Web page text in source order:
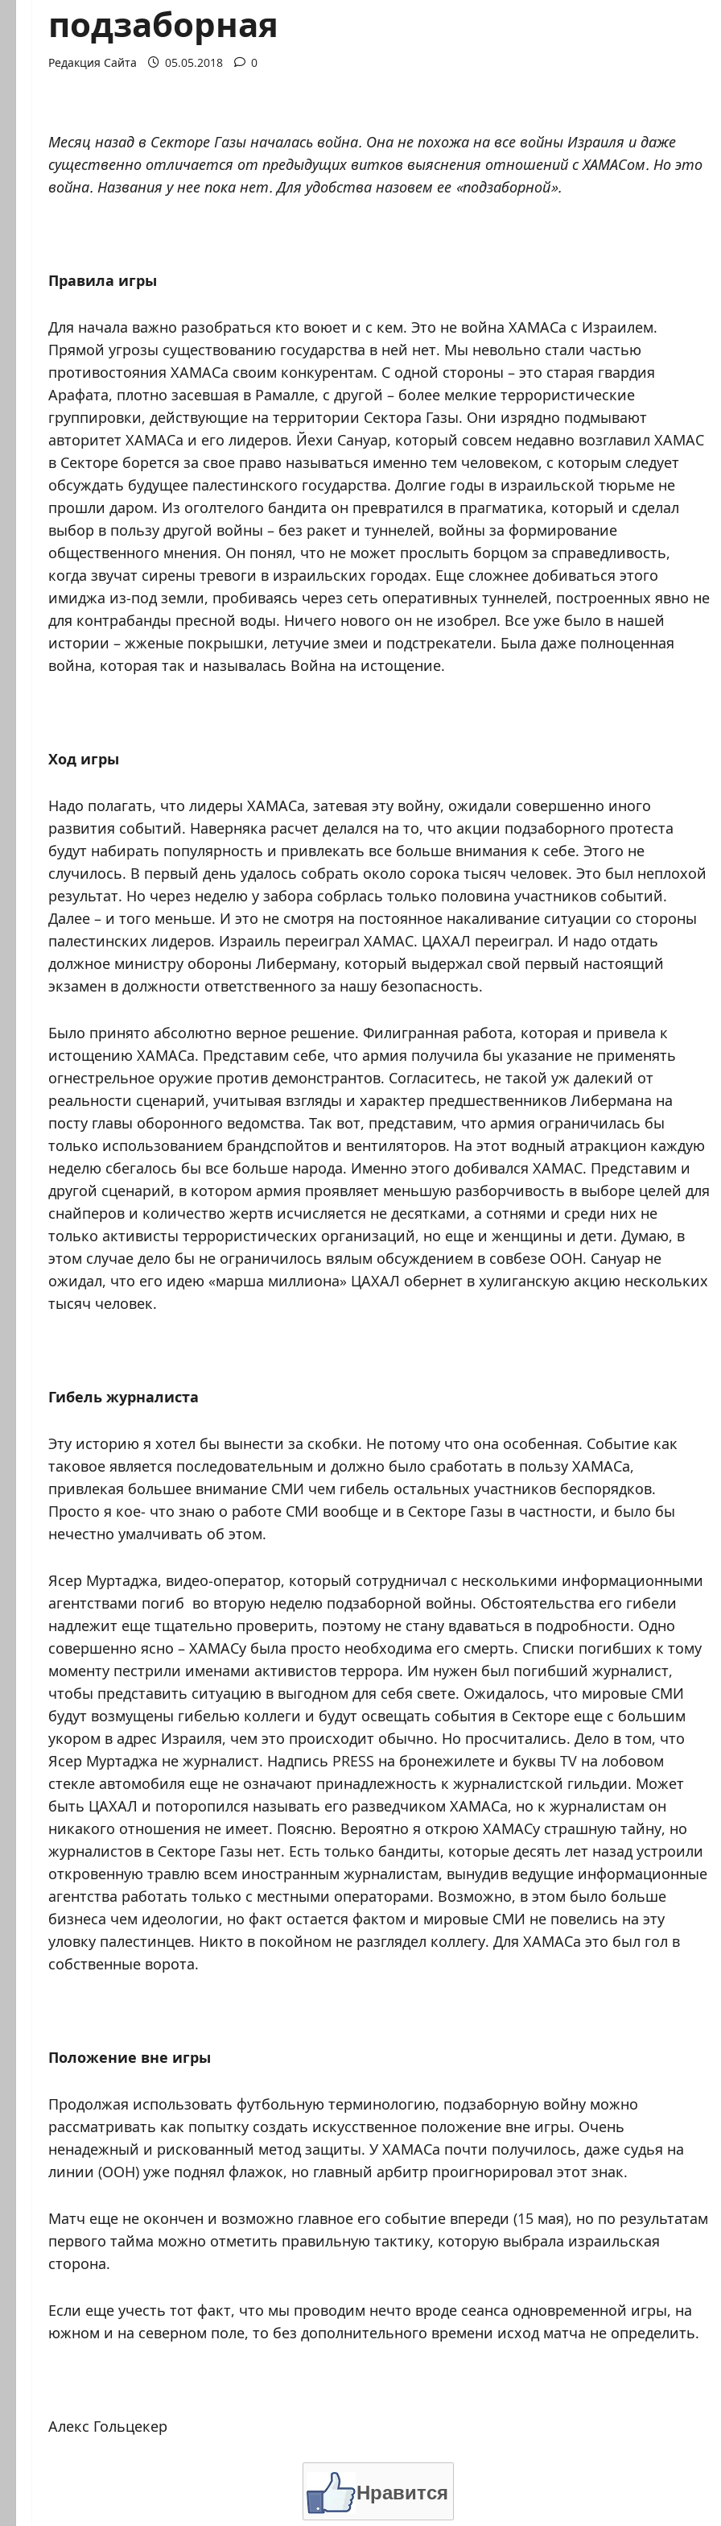
подзаборная
Редакция Сайта 05.05.2018 0
Месяц назад в Секторе Газы началась война. Она не похожа на все войны Израиля и даже
существенно отличается от предыдущих витков выяснения отношений с ХАМАСом. Но это
война. Названия у нее пока нет. Для удобства назовем ее «подзаборной».
Правила игры
Для начала важно разобраться кто воюет и с кем. Это не война ХАМАСа с Израилем.
Прямой угрозы существованию государства в ней нет. Мы невольно стали частью
противостояния ХАМАСа своим конкурентам. С одной стороны – это старая гвардия
Арафата, плотно засевшая в Рамалле, с другой – более мелкие террористические
группировки, действующие на территории Сектора Газы. Они изрядно подмывают
авторитет ХАМАСа и его лидеров. Йехи Сануар, который совсем недавно возглавил ХАМАС
в Секторе борется за свое право называться именно тем человеком, с которым следует
обсуждать будущее палестинского государства. Долгие годы в израильской тюрьме не
прошли даром. Из оголтелого бандита он превратился в прагматика, который и сделал
выбор в пользу другой войны – без ракет и туннелей, войны за формирование
общественного мнения. Он понял, что не может прослыть борцом за справедливость,
когда звучат сирены тревоги в израильских городах. Еще сложнее добиваться этого
имиджа из-под земли, пробиваясь через сеть оперативных туннелей, построенных явно не
для контрабанды пресной воды. Ничего нового он не изобрел. Все уже было в нашей
истории – жженые покрышки, летучие змеи и подстрекатели. Была даже полноценная
война, которая так и называлась Война на истощение.
Ход игры
Надо полагать, что лидеры ХАМАСа, затевая эту войну, ожидали совершенно иного
развития событий. Наверняка расчет делался на то, что акции подзаборного протеста
будут набирать популярность и привлекать все больше внимания к себе. Этого не
случилось. В первый день удалось собрать около сорока тысяч человек. Это был неплохой
результат. Но через неделю у забора собрлась только половина участников событий.
Далее – и того меньше. И это не смотря на постоянное накаливание ситуации со стороны
палестинских лидеров. Израиль переиграл ХАМАС. ЦАХАЛ переиграл. И надо отдать
должное министру обороны Либерману, который выдержал свой первый настоящий
экзамен в должности ответственного за нашу безопасность.
Было принято абсолютно верное решение. Филигранная работа, которая и привела к
истощению ХАМАСа. Представим себе, что армия получила бы указание не применять
огнестрельное оружие против демонстрантов. Согласитесь, не такой уж далекий от
реальности сценарий, учитывая взгляды и характер предшественников Либермана на
посту главы оборонного ведомства. Так вот, представим, что армия ограничилась бы
только использованием брандспойтов и вентиляторов. На этот водный атракцион каждую
неделю сбегалось бы все больше народа. Именно этого добивался ХАМАС. Представим и
другой сценарий, в котором армия проявляет меньшую разборчивость в выборе целей для
снайперов и количество жертв исчисляется не десятками, а сотнями и среди них не
только активисты террористических организаций, но еще и женщины и дети. Думаю, в
этом случае дело бы не ограничилось вялым обсуждением в совбезе ООН. Сануар не
ожидал, что его идею «марша миллиона» ЦАХАЛ обернет в хулиганскую акцию нескольких
тысяч человек.
Гибель журналиста
Эту историю я хотел бы вынести за скобки. Не потому что она особенная. Событие как
таковое является последовательным и должно было сработать в пользу ХАМАСа,
привлекая большее внимание СМИ чем гибель остальных участников беспорядков.
Просто я кое- что знаю о работе СМИ вообще и в Секторе Газы в частности, и было бы
нечестно умалчивать об этом.
Ясер Муртаджа, видео-оператор, который сотрудничал с несколькими информационными
агентствами погиб во вторую неделю подзаборной войны. Обстоятельства его гибели
надлежит еще тщательно проверить, поэтому не стану вдаваться в подробности. Одно
совершенно ясно – ХАМАСу была просто необходима его смерть. Списки погибших к тому
моменту пестрили именами активистов террора. Им нужен был погибший журналист,
чтобы представить ситуацию в выгодном для себя свете. Ожидалось, что мировые СМИ
будут возмущены гибелью коллеги и будут освещать события в Секторе еще с большим
укором в адрес Израиля, чем это происходит обычно. Но просчитались. Дело в том, что
Ясер Муртаджа не журналист. Надпись PRESS на бронежилете и буквы TV на лобовом
стекле автомобиля еще не означают принадлежность к журналистской гильдии. Может
быть ЦАХАЛ и поторопился называть его разведчиком ХАМАСа, но к журналистам он
никакого отношения не имеет. Поясню. Вероятно я открою ХАМАСу страшную тайну, но
журналистов в Секторе Газы нет. Есть только бандиты, которые десять лет назад устроили
откровенную травлю всем иностранным журналистам, вынудив ведущие информационные
агентства работать только с местными операторами. Возможно, в этом было больше
бизнеса чем идеологии, но факт остается фактом и мировые СМИ не повелись на эту
уловку палестинцев. Никто в покойном не разглядел коллегу. Для ХАМАСа это был гол в
собственные ворота.
Положение вне игры
Продолжая использовать футбольную терминологию, подзаборную войну можно
рассматривать как попытку создать искусственное положение вне игры. Очень
ненадежный и рискованный метод защиты. У ХАМАСа почти получилось, даже судья на
линии (ООН) уже поднял флажок, но главный арбитр проигнорировал этот знак.
Матч еще не окончен и возможно главное его событие впереди (15 мая), но по результатам
первого тайма можно отметить правильную тактику, которую выбрала израильская
сторона.
Если еще учесть тот факт, что мы проводим нечто вроде сеанса одновременной игры, на
южном и на северном поле, то без дополнительного времени исход матча не определить.
Алекс Гольцекер
Нравится